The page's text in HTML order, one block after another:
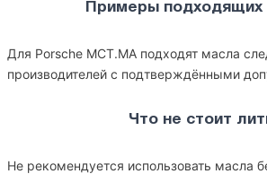
Примеры подходящих
Для Porsche MCT.MA подходят масла
производителей с подтверждёнными
Что не стоит
Не рекомендуется использовать масла